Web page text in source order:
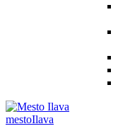
mestoIlava